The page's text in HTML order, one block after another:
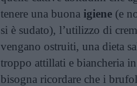
tenere una buona igiene (e
si è sudato), l’utilizzo di
vengano ostruiti, una dieta
troppo attillati e biancheria
bisogna ricordare che i